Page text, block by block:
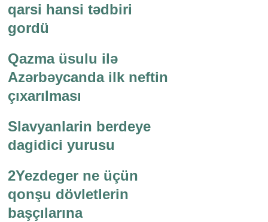
qarsi hansi tədbiri
gordü
Qazma üsulu ilə
Azərbəycanda ilk neftin
çıxarılması
Slavyanlarin berdeye
dagidici yurusu
2Yezdeger ne üçün
qonşu dövletlerin
başçılarına